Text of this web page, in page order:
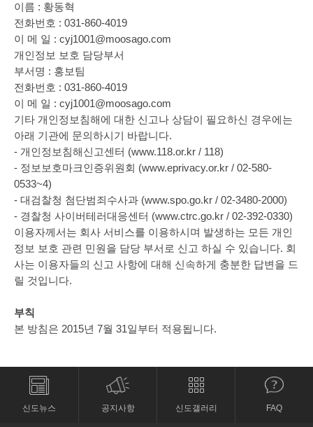
이름 : 황동혁
전화번호 : 031-860-4019
이 메 일 : cyj1001@moosago.com
개인정보 보호 담당부서
부서명 : 홍보팀
전화번호 : 031-860-4019
이 메 일 : cyj1001@moosago.com
기타 개인정보침해에 대한 신고나 상담이 필요하신 경우에는
아래 기관에 문의하시기 바랍니다.
- 개인정보침해신고센터 (www.118.or.kr / 118)
- 정보보호마크인증위원회 (www.eprivacy.or.kr / 02-580-
0533~4)
- 대검찰청 첨단범죄수사과 (www.spo.go.kr / 02-3480-2000)
- 경찰청 사이버테러대응센터 (www.ctrc.go.kr / 02-392-0330)
이용자께서는 회사 서비스를 이용하시며 발생하는 모든 개인
정보 보호 관련 민원을 담당 부서로 신고 하실 수 있습니다. 회
사는 이용자들의 신고 사항에 대해 신속하게 충분한 답변을 드
릴 것입니다.
부칙
본 방침은 2015년 7월 31일부터 적용됩니다.
신도뉴스 공지사항 신도갤러리 FAQ